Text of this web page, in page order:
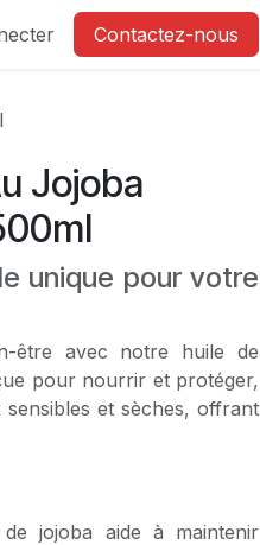
Contactez-nous
Jojoba
unique pour votre
être avec notre huile de
pour nourrir et protéger,
et sèches, offrant
jojoba aide à maintenir